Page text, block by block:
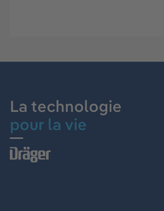
La technologie
pour la vie